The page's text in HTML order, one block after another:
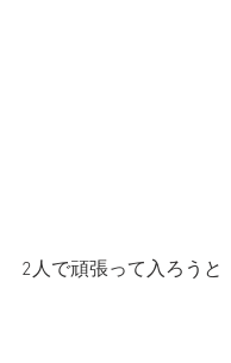
2人で頑張って入ろうと